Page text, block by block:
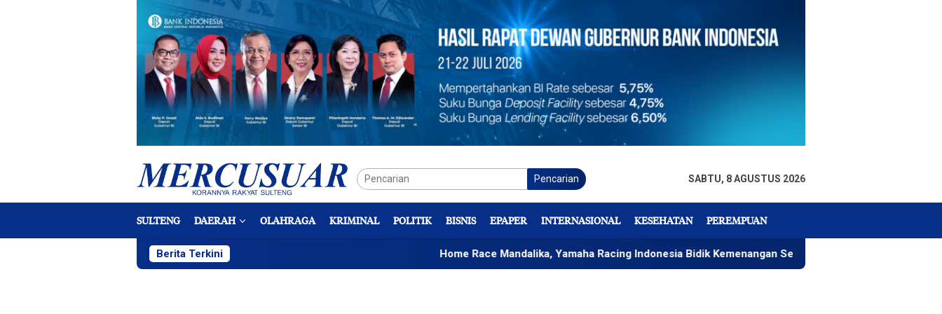
Pencarian SABTU, 8 AGUSTUS 2026
SULTENG DAERAH OLAHRAGA KRIMINAL POLITIK BISNIS EPAPER INTERNASIONAL KESEHATAN PEREMPUAN
Berita Terkini Home Race Mandalika, Yamaha Racing Indonesia Bidik Kemenangan Seri 4 ARRC